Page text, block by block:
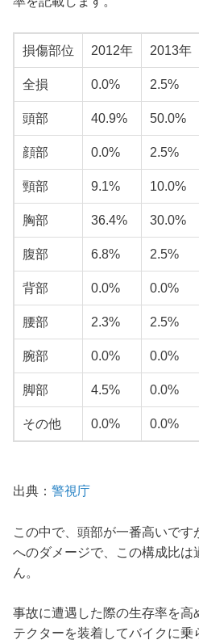
損傷部位 2012年 2013年
全損 0.0% 2.5%
頭部 40.9% 50.0%
顔部 0.0% 2.5%
頸部 9.1% 10.0%
胸部 36.4% 30.0%
腹部 6.8% 2.5%
背部 0.0% 0.0%
腰部 2.3% 2.5%
腕部 0.0% 0.0%
脚部 4.5% 0.0%
その他 0.0% 0.0%
出典： 警視庁
この中で、頭部が一番高いで
へのダメージで、この構成比
ん。
事故に遭遇した際の生存率を高
テクターを装着してバイクに乗